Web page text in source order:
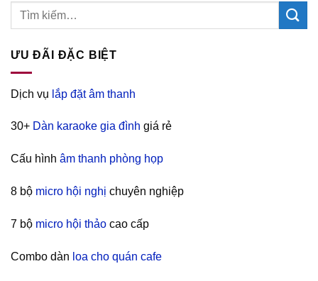
ƯU ĐÃI ĐẶC BIỆT
Dịch vụ lắp đặt âm thanh
30+ Dàn karaoke gia đình giá rẻ
Cấu hình âm thanh phòng họp
8 bộ micro hội nghị chuyên nghiệp
7 bộ micro hội thảo cao cấp
Combo dàn loa cho quán cafe